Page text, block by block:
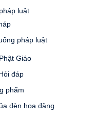
luật
pháp luật
Giáo
đáp
phẩm
đèn hoa đăng